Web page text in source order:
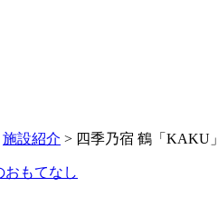
施設紹介 > 四季乃宿 鶴「KAKU